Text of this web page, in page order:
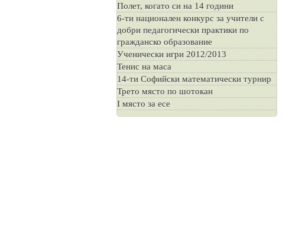
Полет, когато си на 14 години
6-ти национален конкурс за учители с
добри педагогически практики по
гражданско образование
Ученически игри 2012/2013
Тенис на маса
14-ти Софийски математически турнир
Трето място по шотокан
I място за есе